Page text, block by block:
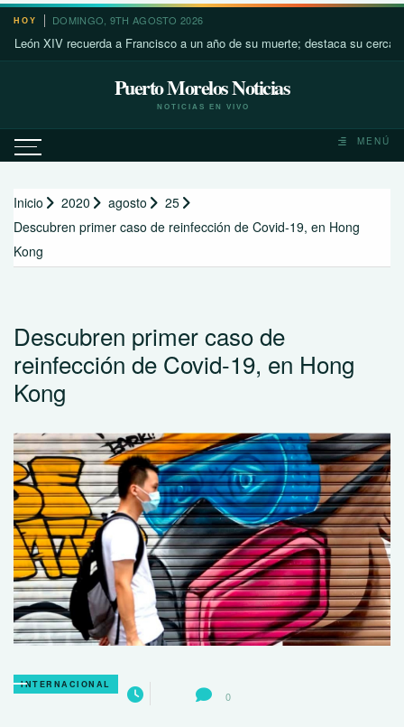
Saltar
contenido
HOY DOMINGO, 9TH AGOSTO 2026
XIV recuerda a Francisco a un año de su muerte; destaca su cercanía con
Puerto Morelos Noticias
NOTICIAS EN VIVO
MENÚ
Inicio 2020 agosto
25
Descubren primer caso de reinfección de Covid-19, en Hong
Kong
Descubren primer caso de
reinfección de Covid-19, en Hong
Kong
INTERNACIONAL
0